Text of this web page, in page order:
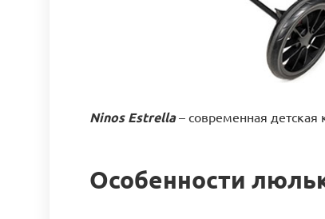
Ninos Estrella– современная
Особенности